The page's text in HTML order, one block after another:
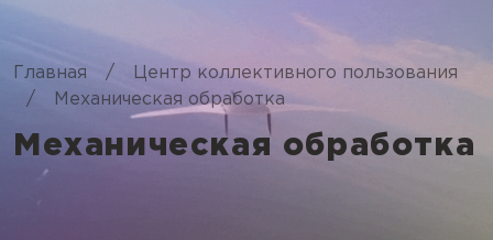
Главная /
Центр коллективного пользования
/
Механическая обработка
Механическая обработка